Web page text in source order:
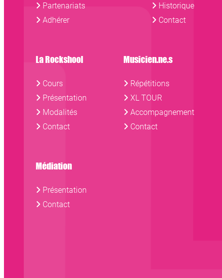
Partenariats
Adhérer
Historique
Contact
La Rockshool
Cours
Présentation
Modalités
Contact
Musicien.ne.s
Répétitions
XL TOUR
Accompagnement
Contact
Médiation
Présentation
Contact